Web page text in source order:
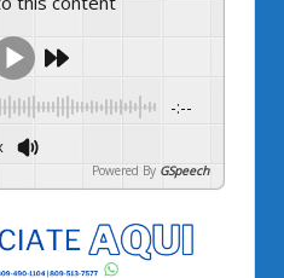
-:--
Powered By GSpeech